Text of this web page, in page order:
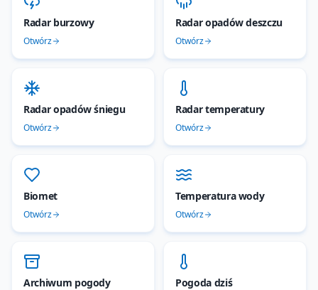
Radar burzowy
Otwórz
Radar opadów deszczu
Otwórz
Radar opadów śniegu
Otwórz
Radar temperatury
Otwórz
Biomet
Otwórz
Temperatura wody
Otwórz
Archiwum pogody Pogoda dziś